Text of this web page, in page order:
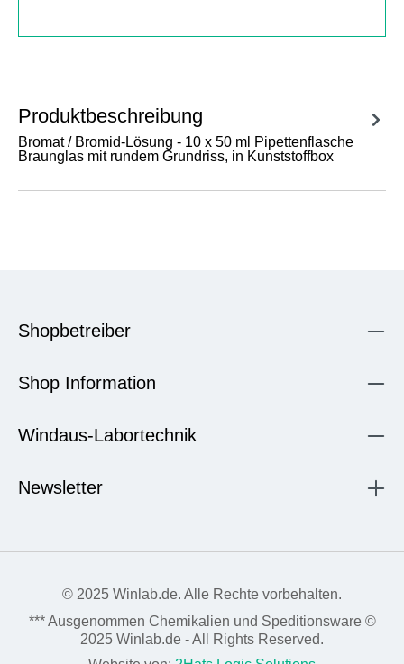
Produktbeschreibung
Bromat / Bromid-Lösung - 10 x 50 ml Pipettenflasche
Braunglas mit rundem Grundriss, in Kunststoffbox
Shopbetreiber
Shop Information
Windaus-Labortechnik
Newsletter
© 2025 Winlab.de. Alle Rechte vorbehalten.
*** Ausgenommen Chemikalien und Speditionsware ©
2025 Winlab.de - All Rights Reserved.